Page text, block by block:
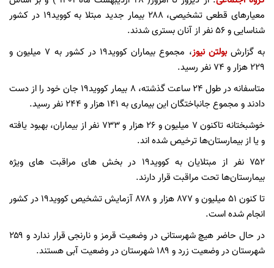
معیارهای قطعی تشخیصی، ۲۸۸ بیمار جدید مبتلا به کووید۱۹ در کشور
شناسایی و ۵۶ نفر از آنان بستری شدند.
به گزارشبولتن نیوز
، مجموع بیماران کووید۱۹ در کشور به ۷ میلیون و
۲۲۹ هزار و ۷۴ نفر رسید.
متاسفانه در طول ۲۴ ساعت گذشته، ۸ بیمار کووید۱۹ جان خود را از دست
دادند و مجموع جانباختگان این بیماری به ۱۴۱ هزار و ۲۴۴ نفر رسید.
خوشبختانه تاکنون ۷ میلیون و ۲۶ هزار و ۷۳۳ نفر از بیماران، بهبود یافته
و یا از بیمارستان‌ها ترخیص شده اند.
۷۵۲ نفر از مبتلایان به کووید۱۹ در بخش های مراقبت های ویژه
بیمارستان‌ها تحت مراقبت قرار دارند.
تا کنون ۵۱ میلیون و ۸۷۷ هزار و ۸۷۸ آزمایش تشخیص کووید۱۹ در کشور
انجام شده است.
در حال حاضر هیچ شهرستانی در وضعیت قرمز و نارنجی قرار ندارد و ۲۵۹
شهرستان در وضعیت زرد و ۱۸۹ شهرستان در وضعیت آبی هستند.